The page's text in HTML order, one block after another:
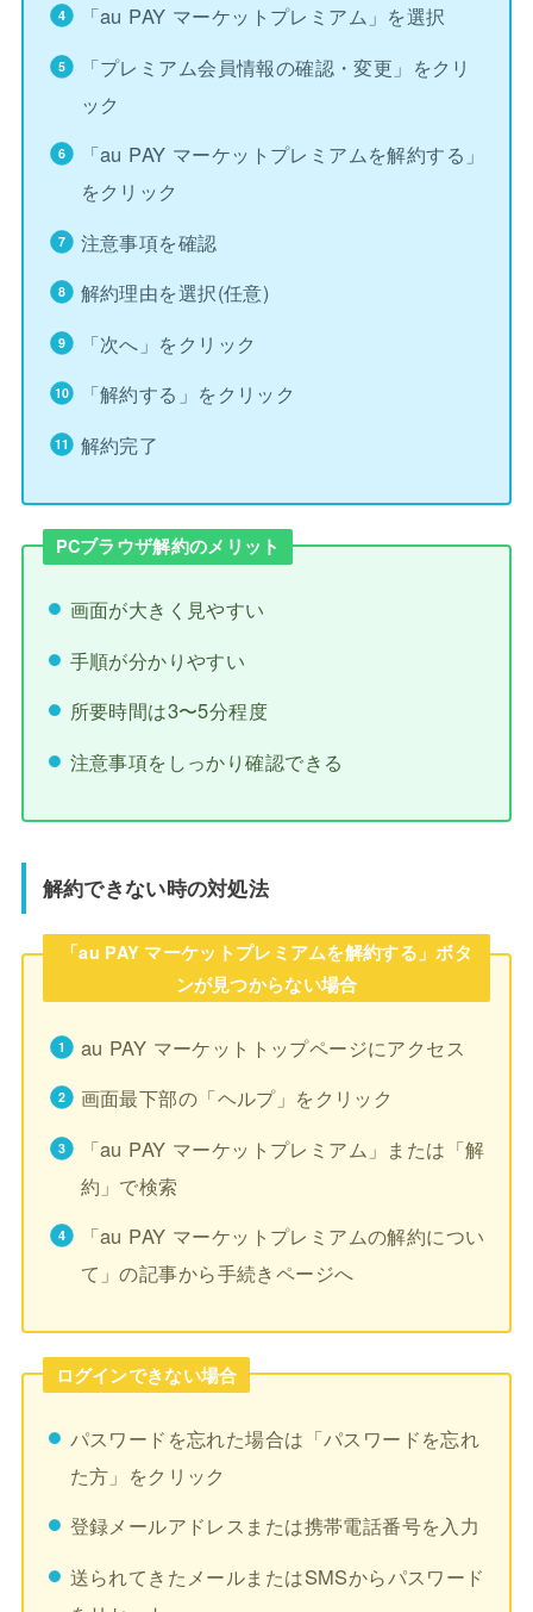
「au PAY マーケットプレミアム」を選択
「プレミアム会員情報の確認・変更」をクリ
ック
「au PAY マーケットプレミアムを解約する」
をクリック
注意事項を確認
解約理由を選択(任意)
「次へ」をクリック
「解約する」をクリック
解約完了
PCブラウザ解約のメリット
画面が大きく見やすい
手順が分かりやすい
所要時間は3〜5分程度
注意事項をしっかり確認できる
解約できない時の対処法
「au PAY マーケットプレミアムを解約する」ボタ
ンが見つからない場合
au PAY マーケットトップページにアクセス
画面最下部の「ヘルプ」をクリック
「au PAY マーケットプレミアム」または「解
約」で検索
「au PAY マーケットプレミアムの解約につい
て」の記事から手続きページへ
ログインできない場合
パスワードを忘れた場合は「パスワードを忘れ
た方」をクリック
登録メールアドレスまたは携帯電話番号を入力
送られてきたメールまたはSMSからパスワード